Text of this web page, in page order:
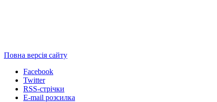
Повна версія сайту
Facebook
Twitter
RSS-стрічки
E-mail розсилка